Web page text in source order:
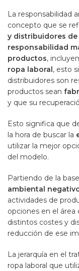
La responsabilidad
concepto que se
y distribuidores
responsabilidad
productos,
ropa laboral, esto
distribuidores son
productos sean
y que su
Esto significa que
la hora de buscar la
utilizar la mejor
del modelo.
Partiendo de la
ambiental
actividades de
opciones en el
distintos costes y
reducción de ese
La jerarquía en el
ropa laboral que